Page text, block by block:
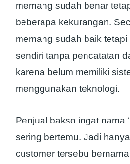
memang sudah benar
beberapa kekurangan.
memang sudah baik
sendiri tanpa pencatatan
karena belum memiliki
menggunakan teknologi.
Penjual bakso ingat nama
sering bertemu. Jadi
customer tersebu bernama